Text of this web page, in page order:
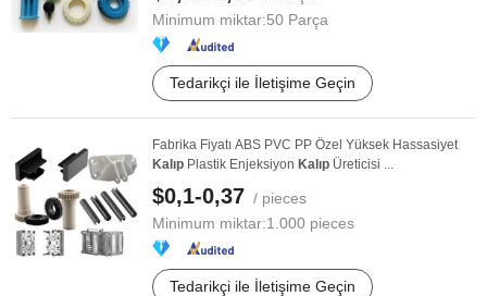
Minimum miktar:50 Parça
Tedarikçi ile İletişime Geçin
Fabrika Fiyatı ABS PVC PP Özel Yüksek Hassasiyet
Kalıp Plastik Enjeksiyon Kalıp Üreticisi ...
$0,1-0,37 / pieces
Minimum miktar:1.000 pieces
Tedarikçi ile İletişime Geçin